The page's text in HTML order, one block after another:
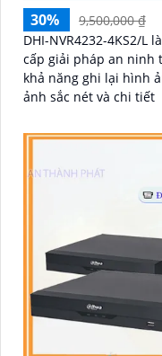
30%
9,500,000 ₫
DHI-NVR4232-4KS2/
cấp giải pháp an ninh
khả năng ghi lại hình
ảnh sắc nét và chi tiết